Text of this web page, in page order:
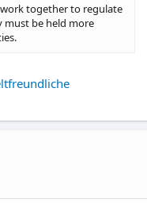
together to regulate
must be held more